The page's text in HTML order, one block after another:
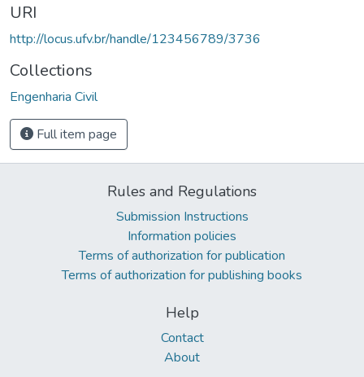
URI
http://locus.ufv.br/handle/123456789/3736
Collections
Engenharia Civil
Full item page
Rules and Regulations
Submission Instructions
Information policies
Terms of authorization for publication
Terms of authorization for publishing books
Help
Contact
About